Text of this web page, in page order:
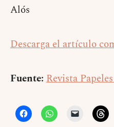
Alós
Descarga el artículo
Fuente: Revista